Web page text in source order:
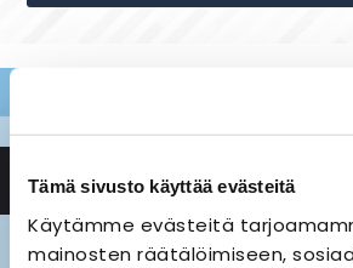
Tämä sivusto käyttää evästeitä
Käytämme evästeitä
mainosten räätälöimiseen,